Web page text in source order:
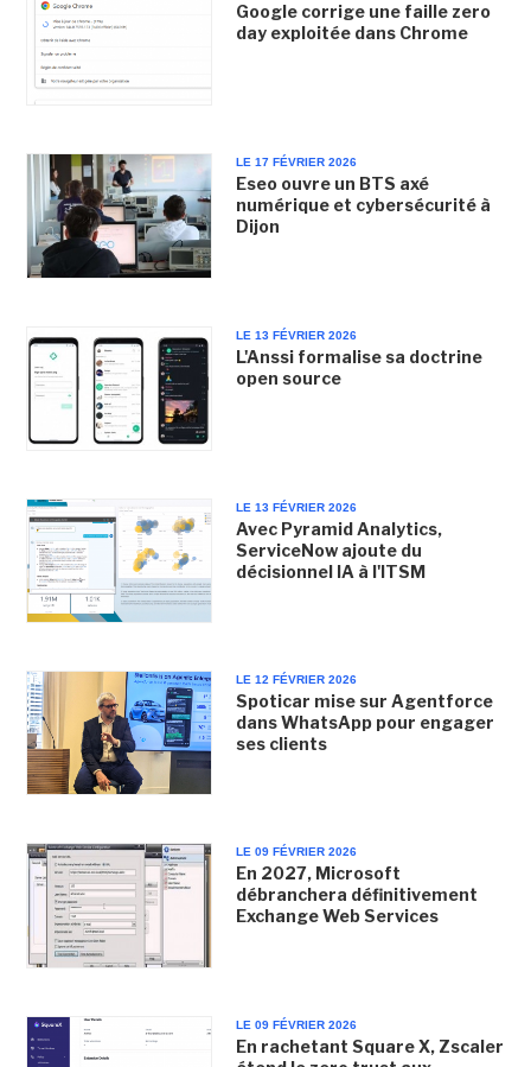
Google corrige une faille zero
day exploitée dans Chrome
LE 17 FÉVRIER 2026
Eseo ouvre un BTS axé
numérique et cybersécurité à
Dijon
LE 13 FÉVRIER 2026
L'Anssi formalise sa doctrine
open source
LE 13 FÉVRIER 2026
Avec Pyramid Analytics,
ServiceNow ajoute du
décisionnel IA à l'ITSM
LE 12 FÉVRIER 2026
Spoticar mise sur Agentforce
dans WhatsApp pour engager
ses clients
LE 09 FÉVRIER 2026
En 2027, Microsoft
débranchera définitivement
Exchange Web Services
LE 09 FÉVRIER 2026
En rachetant Square X, Zscaler